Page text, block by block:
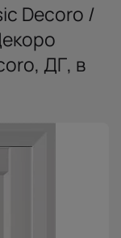
Decoro /
ДГ, в